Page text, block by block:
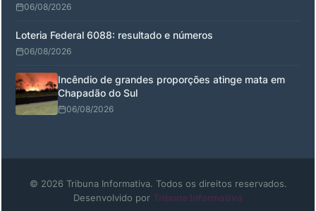
06/08/2026
Loteria Federal 6088: resultado e números
06/08/2026
Incêndio de grandes proporções atinge mata em
Chapadão do Sul
06/08/2026
© 2026 Tribuna Informativa. Todos os direitos reservados.
Desenvolvido por Tribuna Informativa